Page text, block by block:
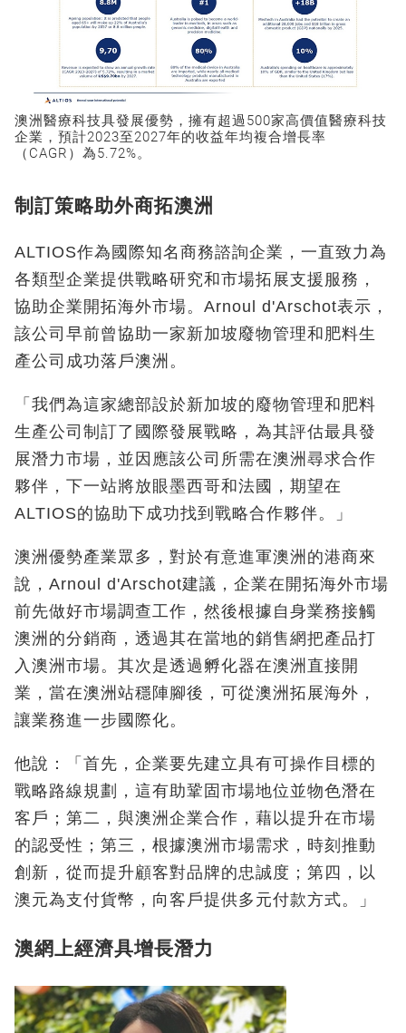
澳洲醫療科技具發展優勢，擁有超過500家高價值醫療科技
企業，預計2023至2027年的收益年均複合增長率
（CAGR）為5.72%。
制訂策略助外商拓澳洲
ALTIOS作為國際知名商務諮詢企業，一直致力為
各類型企業提供戰略研究和市場拓展支援服務，
協助企業開拓海外市場。Arnoul d'Arschot表示，
該公司早前曾協助一家新加坡廢物管理和肥料生
產公司成功落戶澳洲。
「我們為這家總部設於新加坡的廢物管理和肥料
生產公司制訂了國際發展戰略，為其評估最具發
展潛力市場，並因應該公司所需在澳洲尋求合作
夥伴，下一站將放眼墨西哥和法國，期望在
ALTIOS的協助下成功找到戰略合作夥伴。」
澳洲優勢產業眾多，對於有意進軍澳洲的港商來
說，Arnoul d'Arschot建議，企業在開拓海外市場
前先做好市場調查工作，然後根據自身業務接觸
澳洲的分銷商，透過其在當地的銷售網把產品打
入澳洲市場。其次是透過孵化器在澳洲直接開
業，當在澳洲站穩陣腳後，可從澳洲拓展海外，
讓業務進一步國際化。
他說：「首先，企業要先建立具有可操作目標的
戰略路線規劃，這有助鞏固市場地位並物色潛在
客戶；第二，與澳洲企業合作，藉以提升在市場
的認受性；第三，根據澳洲市場需求，時刻推動
創新，從而提升顧客對品牌的忠誠度；第四，以
澳元為支付貨幣，向客戶提供多元付款方式。」
澳網上經濟具增長潛力